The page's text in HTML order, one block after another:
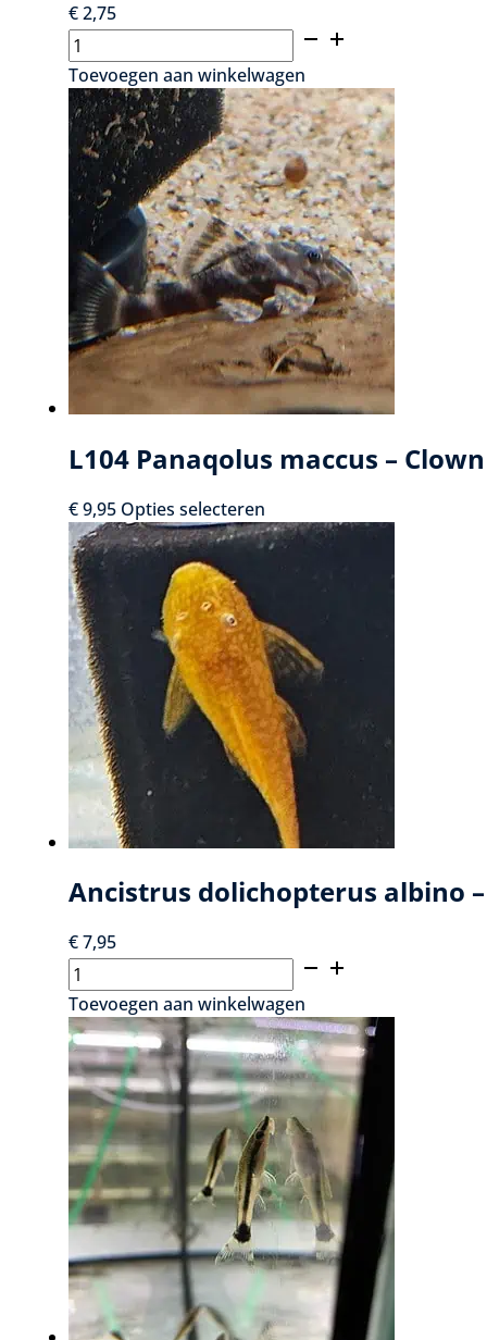
€2,75
Hemigrammus
caudovittatus
gold
-
Ruitenvlekzalm
goud
aantal
Toevoegen aan winkelwagen
L104 Panaqolus maccus –
€9,95 Opties selecteren
product
Deze
optie
kan
gekozen
worden
op
de
productpagina
Ancistrus dolichopterus albino
€7,95
Ancistrus
dolichopterus
albino
-
Ancistrus
albino
aantal
Toevoegen aan winkelwagen